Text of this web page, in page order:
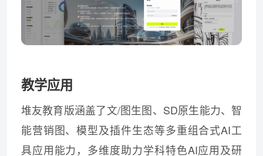
教学应用
堆友教育版涵盖了文/图生图、SD原生能力、智
能营销图、模型及插件生态等多重组合式AI工
具应用能力，多维度助力学科特色AI应用及研